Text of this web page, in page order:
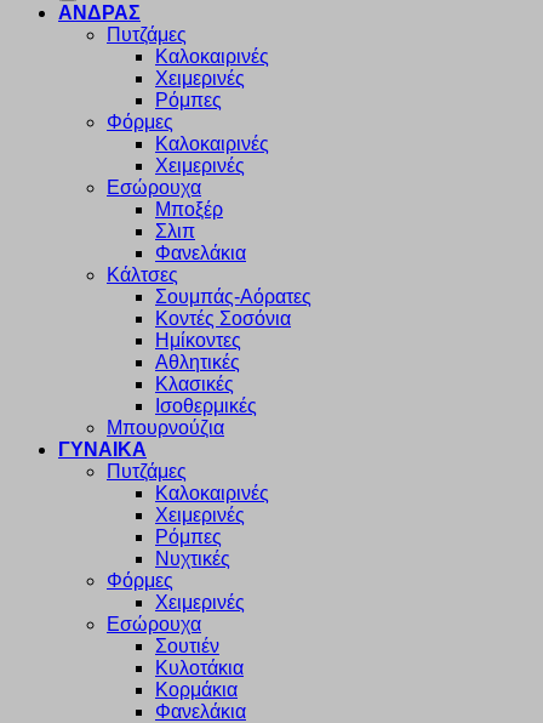
ΑΝΔΡΑΣ
Πυτζάμες
Καλοκαιρινές
Χειμερινές
Ρόμπες
Φόρμες
Καλοκαιρινές
Χειμερινές
Εσώρουχα
Μποξέρ
Σλιπ
Φανελάκια
Κάλτσες
Σουμπάς-Αόρατες
Κοντές Σοσόνια
Ημίκοντες
Αθλητικές
Κλασικές
Ισοθερμικές
Μπουρνούζια
ΓΥΝΑΙΚΑ
Πυτζάμες
Καλοκαιρινές
Χειμερινές
Ρόμπες
Νυχτικές
Φόρμες
Χειμερινές
Εσώρουχα
Σουτιέν
Κυλοτάκια
Κορμάκια
Φανελάκια